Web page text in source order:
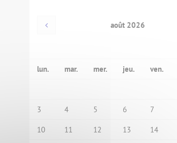
août 2026
lun. mar. mer. jeu. ven.
3 4 5 6 7
10 11 12 13 14